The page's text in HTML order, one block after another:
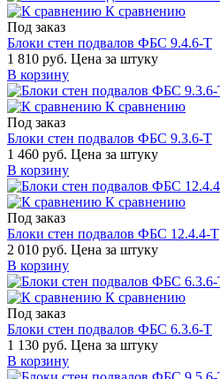
К сравнению
Под заказ
Блоки стен подвалов ФБС 9.4.6-Т
1 810 руб. Цена за штуку
В корзину
К сравнению
Под заказ
Блоки стен подвалов ФБС 9.3.6-Т
1 460 руб. Цена за штуку
В корзину
К сравнению
Под заказ
Блоки стен подвалов ФБС 12.4.4-Т
2 010 руб. Цена за штуку
В корзину
К сравнению
Под заказ
Блоки стен подвалов ФБС 6.3.6-Т
1 130 руб. Цена за штуку
В корзину